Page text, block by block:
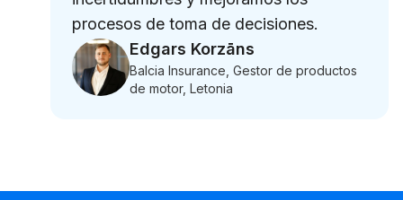
procesos de toma de decisiones.
Edgars Korzāns
Balcia Insurance, Gestor de productos
de motor, Letonia